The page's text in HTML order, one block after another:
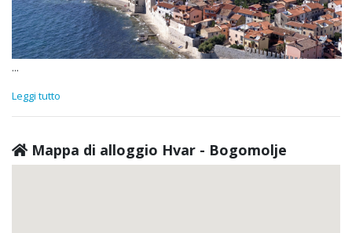
...
Leggi tutto
Mappa di alloggio Hvar - Bogomolje